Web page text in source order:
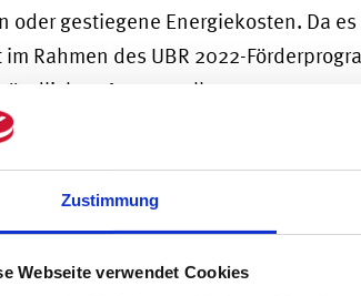
Zustimmung
Webseite verwendet Cookies
oder gestiegene Energiekosten. Da
Rahmen des UBR 2022-
Antragstellung.
UBR
neue Maschinen und Ausstattung
wie Kosten für Miete, Löhne und
oder Übernahmen